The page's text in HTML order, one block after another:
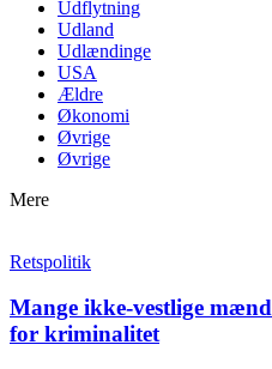
Udflytning
Udland
Udlændinge
USA
Ældre
Økonomi
Øvrige
Øvrige
Mere
Retspolitik
Mange ikke-vestlige
for kriminalitet